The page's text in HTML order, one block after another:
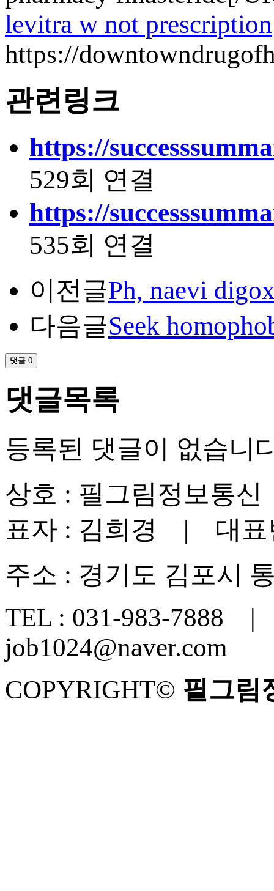
levitra w not prescription
https://
관련링크
https://
529회 연결
https://
535회 연결
이전글Ph, naevi
다음글Seek
댓글 0
댓글목록
등록된 댓글이 없습니
상호 : 필그림정보통
표자 : 김희경 | 대표
주소 : 경기도 김포시
TEL : 031-983-7888
job1024@naver.com
COPYRIGHT© 필그림